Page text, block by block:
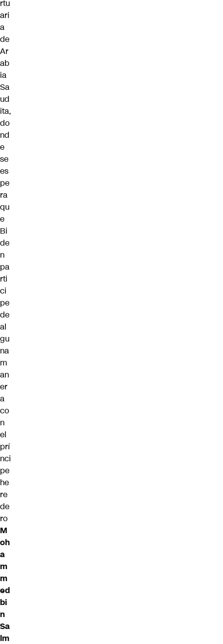
rtu
ari
a
de
Ar
ab
ia
Sa
ud
ita,
do
nd
e
se
es
pe
ra
qu
e
Bi
de
n
pa
rti
ci
pe
de
al
gu
na
m
an
er
a
co
n
el
prí
nci
pe
he
re
de
ro
M
oh
a
m
m
ed
bi
n
Sa
lm